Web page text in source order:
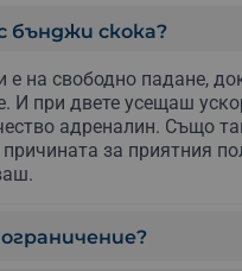
бънджи скока?
на свободно падане,
И при двете усещаш
адреналин. Също
за приятния